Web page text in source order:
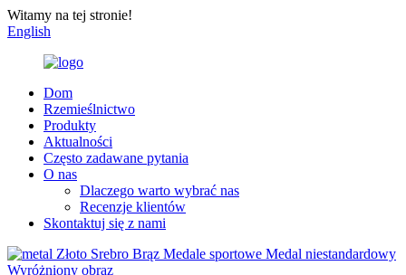
Witamy na tej stronie!
English
Dom
Rzemieślnictwo
Produkty
Aktualności
Często zadawane pytania
O nas
Dlaczego warto wybrać nas
Recenzje klientów
Skontaktuj się z nami